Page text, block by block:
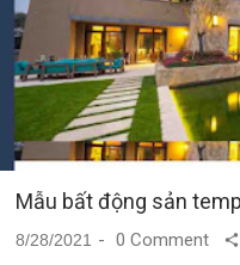
Mẫu bất động sản
8/28/2021
0 Comment